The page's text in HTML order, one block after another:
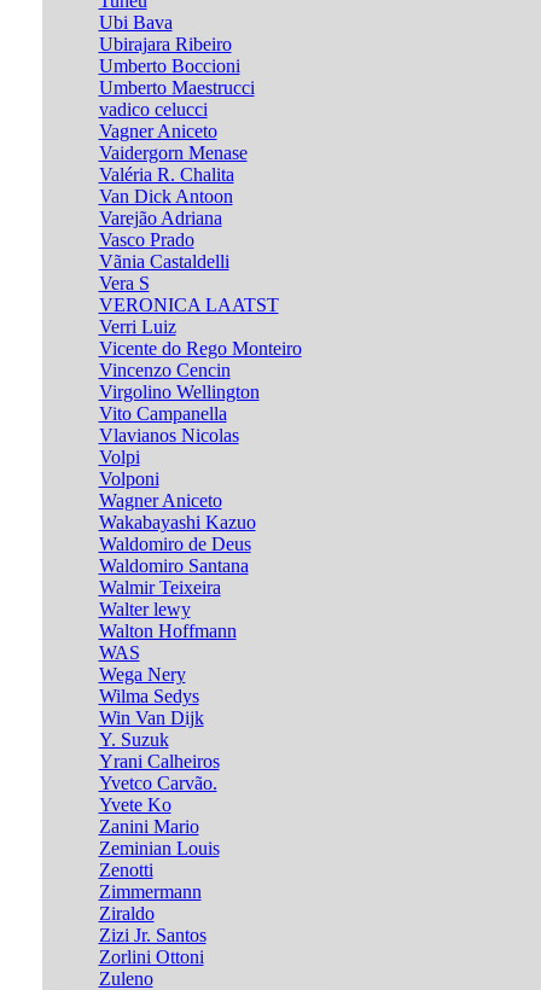
Ubi Bava
Ubirajara Ribeiro
Umberto Boccioni
Umberto Maestrucci
vadico celucci
Vagner Aniceto
Vaidergorn Menase
Valéria R. Chalita
Van Dick Antoon
Varejão Adriana
Vasco Prado
Vãnia Castaldelli
Vera S
VERONICA LAATST
Verri Luiz
Vicente do Rego Monteiro
Vincenzo Cencin
Virgolino Wellington
Vito Campanella
Vlavianos Nicolas
Volpi
Volponi
Wagner Aniceto
Wakabayashi Kazuo
Waldomiro de Deus
Waldomiro Santana
Walmir Teixeira
Walter lewy
Walton Hoffmann
WAS
Wega Nery
Wilma Sedys
Win Van Dijk
Y. Suzuk
Yrani Calheiros
Yvetco Carvão.
Yvete Ko
Zanini Mario
Zeminian Louis
Zenotti
Zimmermann
Ziraldo
Zizi Jr. Santos
Zorlini Ottoni
Zuleno